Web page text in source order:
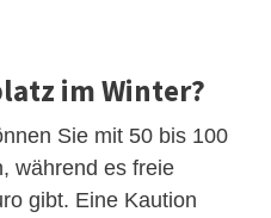
im Winter?
Sie mit 50 bis 100
während es freie
gibt. Eine Kaution